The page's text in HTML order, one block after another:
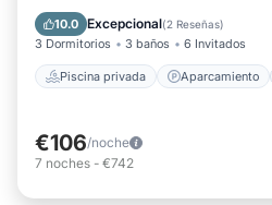
10.0 Excepcional(2 Reseñas)
3 Dormitorios 3 baños 6 Invitados
Piscina privada Aparcamiento
Piscina
Balcón/Terraza
€106/noche
7 noches - €742